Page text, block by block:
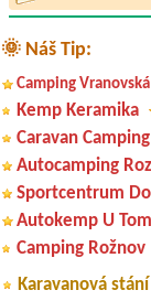
🌞 Náš Tip:
Camping
Kemp Keramika
Caravan Camping
Autocamping
Sportcentrum
Autokemp U
Camping Rožnov
Karavanová stání